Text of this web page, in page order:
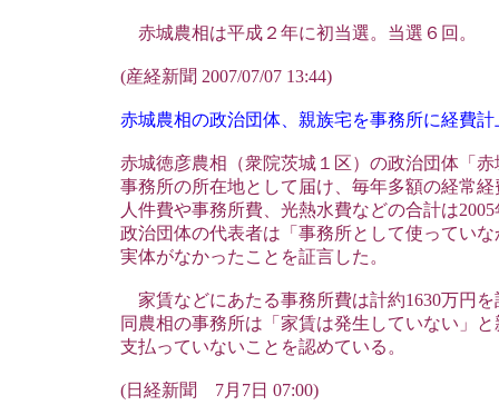
赤城農相は平成２年に初当選。当選６回。
(産経新聞 2007/07/07 13:44)
赤城農相の政治団体、親族宅を事務所に経費
赤城徳彦農相（衆院茨城１区）の政治団体「
事務所の所在地として届け、毎年多額の経常
人件費や事務所費、光熱水費などの合計は
政治団体の代表者は「事務所として使っていな
実体がなかったことを証言した。
家賃などにあたる事務所費は計約1630万円
同農相の事務所は「家賃は発生していない」
支払っていないことを認めている。
(日経新聞 7月7日 07:00)